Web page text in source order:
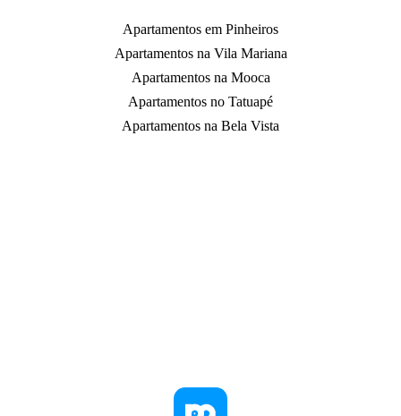
Apartamentos em Pinheiros
Apartamentos na Vila Mariana
Apartamentos na Mooca
Apartamentos no Tatuapé
Apartamentos na Bela Vista